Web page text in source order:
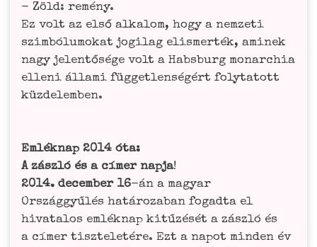
- Zöld: remé­ny.
Ez volt az első alka­lom, hogy a nem­ze­ti
szim­bólu­mo­kat jogi­lag elis­mer­ték, ami­nek
nagy jelen­tő­sé­ge volt a Habs­burg mon­ar­chia
elle­ni álla­mi füg­get­len­sé­gért foly­ta­tott
küz­del­em­ben.
Emlé­knap 2014 óta:
A zászló és a címer nap­ja!
2014. decem­ber 16-án a magyar
Ország­gyűlés hatá­ro­za­ban fogadta el
hiva­t­alos emlé­knap kitű­zé­sét a zászló és
a címer tisz­te­le­té­re. Ezt a napot min­den év